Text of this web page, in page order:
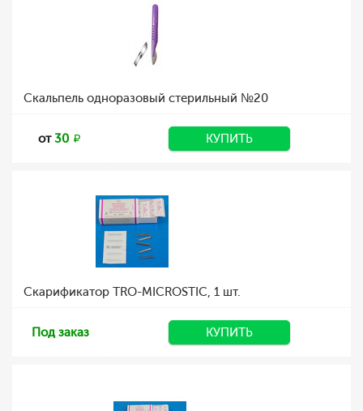
Скальпель одноразовый стерильный №20
от30 КУПИТЬ
Скарификатор TRO-MICROSTIC, 1 шт.
Под заказ КУПИТЬ